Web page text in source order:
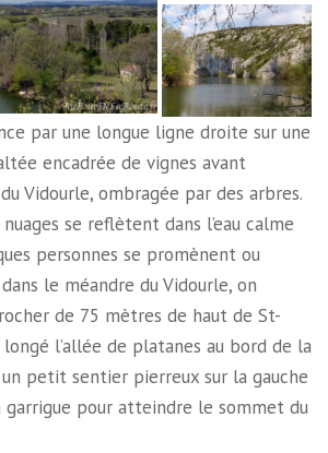
par une longue ligne droite sur une
encadrée de vignes avant
Vidourle, ombragée par des arbres.
se reflètent dans l’eau calme
personnes se promènent ou
le méandre du Vidourle, on
de 75 mètres de haut de St-
longé l’allée de platanes au bord de la
petit sentier pierreux sur la gauche
garrigue pour atteindre le sommet du